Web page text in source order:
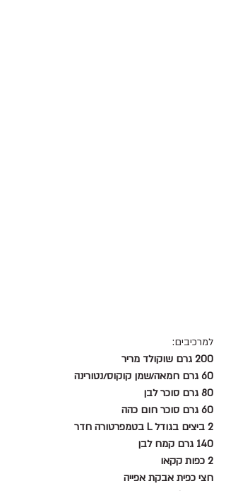
למרכיבים:
200 גרם שוקולד מריר
60 גרם חמאה/שמן קוקוס/נטורינה
80 גרם סוכר לבן
60 גרם סוכר חום כהה
2 ביצים בגודל L בטמפרטורה חדר
140 גרם קמח לבן
2 כפות קקאו
חצי כפית אבקת אפייה